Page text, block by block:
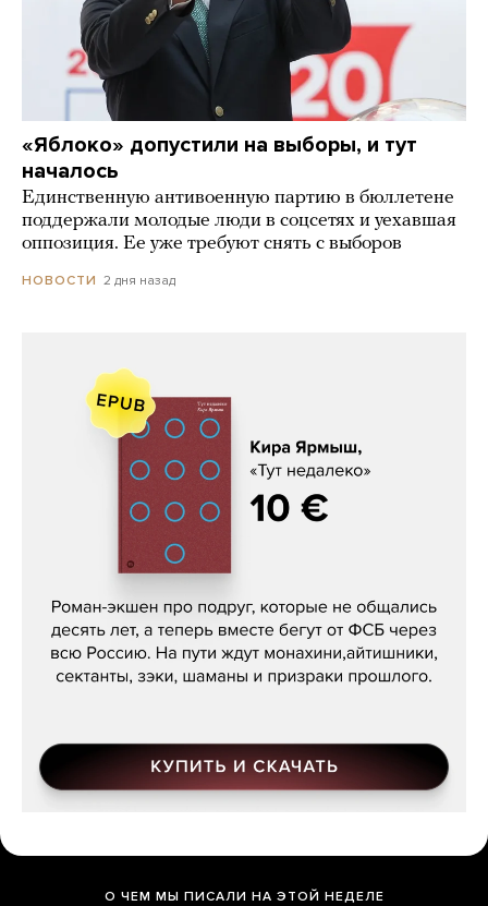
«Яблоко» допустили на выборы, и тут
началось
Единственную антивоенную партию в бюллетене
поддержали молодые люди в соцсетях и уехавшая
оппозиция. Ее уже требуют снять с выборов
НОВОСТИ 2 дня назад
Кира Ярмыш, «Тут недалеко»
О ЧЕМ МЫ ПИСАЛИ НА ЭТОЙ НЕДЕЛЕ